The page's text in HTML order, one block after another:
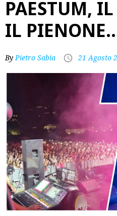
PAESTUM,
IL
ByPietro Sabia 21 Agosto